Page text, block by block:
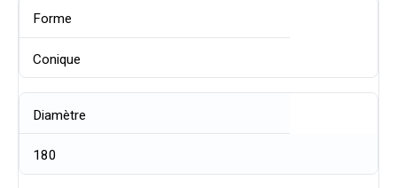
Forme
Conique
Diamètre
180